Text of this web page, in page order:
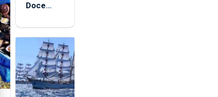
Doce
quinta-
feira nova
loja em
São
Sebastião
e cria 30